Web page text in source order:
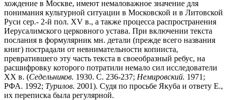
хождение в Москве, имеют немаловажное значение для
понимания культурной ситуации в Московской и в Литовской
Руси сер.- 2-й пол. XV в., а также процесса распространения
Иерусалимского церковного устава. При включении текста
послания в формулярник мн. детали (прежде всего названия
книг) пострадали от невнимательности копииста,
превратившего эту часть текста в своеобразный ребус, на
расшифровку которого потратили немало сил исследователи
XX в. (Седельников. 1930. С. 236-237; Немировский. 1971;
РФА. 1992; Турилов. 2001). Судя по просьбе Якуба и ответу Е.,
их переписка была регулярной.